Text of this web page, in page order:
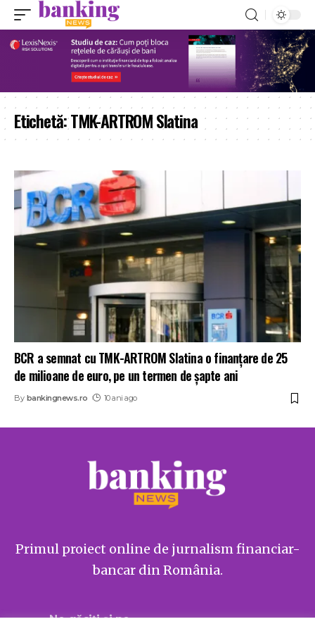
Etichetă:TMK-ARTROM Slatina
BCR a semnat cu TMK-ARTROM Slatina o finanțare de 25
de milioane de euro, pe un termen de șapte ani
By bankingnews.ro 10 ani ago
Primul proiect online de jurnalism financiar-
bancar din România.
Ne găsiți și pe